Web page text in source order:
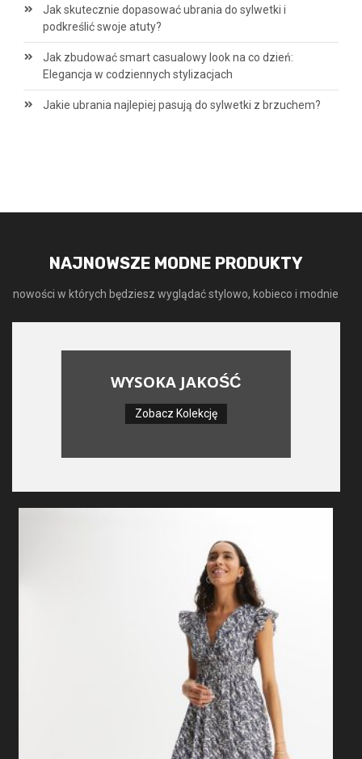
Jak skutecznie dopasować ubrania do sylwetki i
podkreślić swoje atuty?
Jak zbudować smart casualowy look na co dzień:
Elegancja w codziennych stylizacjach
Jakie ubrania najlepiej pasują do sylwetki z brzuchem?
NAJNOWSZE MODNE PRODUKTY
nowości w których będziesz wyglądać stylowo, kobieco i modnie
WYSOKA JAKOŚĆ
Zobacz Kolekcję